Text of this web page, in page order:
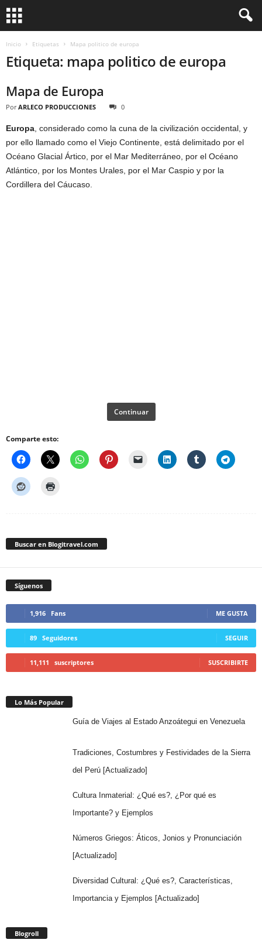
Inicio Etiquetas Mapa politico de europa
Etiqueta: mapa politico de europa
Mapa de Europa
Por ARLECO PRODUCCIONES 0
Europa , considerado como la cuna de la civilización occidental, y
por ello llamado como el Viejo Continente, está delimitado por el
Océano Glacial Ártico, por el Mar Mediterráneo, por el Océano
Atlántico, por los Montes Urales, por el Mar Caspio y por la
Cordillera del Cáucaso.
Continuar
Comparte esto:
Buscar en Blogitravel.com
Síguenos
1,916 Fans ME GUSTA
89 Seguidores SEGUIR
11,111 suscriptores SUSCRIBIRTE
Lo Más Popular
Guía de Viajes al Estado Anzoátegui en Venezuela
Tradiciones, Costumbres y Festividades de la Sierra
del Perú [Actualizado]
Cultura Inmaterial: ¿Qué es?, ¿Por qué es
Importante? y Ejemplos
Números Griegos: Áticos, Jonios y Pronunciación
[Actualizado]
Diversidad Cultural: ¿Qué es?, Características,
Importancia y Ejemplos [Actualizado]
Blogroll